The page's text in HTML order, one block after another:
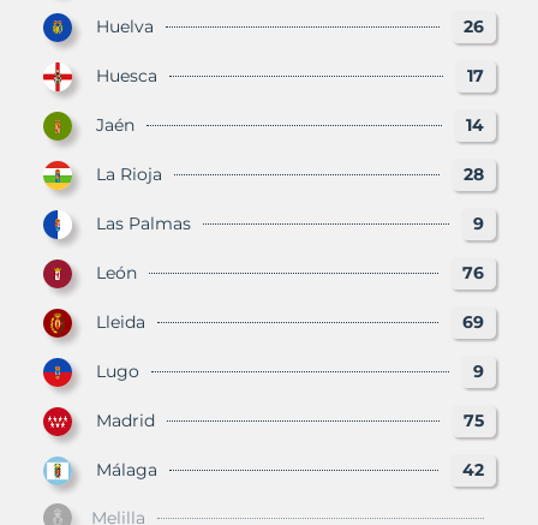
Huelva 26
Huesca 17
Jaén 14
La Rioja 28
Las Palmas 9
León 76
Lleida 69
Lugo 9
Madrid 75
Málaga 42
Melilla